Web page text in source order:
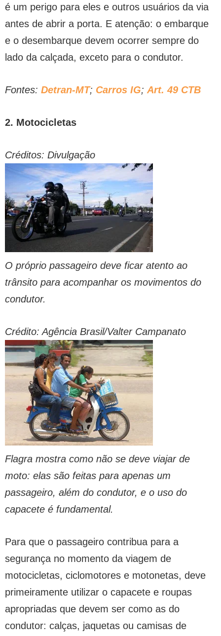
é um perigo para eles e outros usuários da via
antes de abrir a porta. E atenção: o embarque
e o desembarque devem ocorrer sempre do
lado da calçada, exceto para o condutor.
Fontes: Detran-MT; Carros IG; Art. 49 CTB
2. Motocicletas
Créditos: Divulgação
O próprio passageiro deve ficar atento ao
trânsito para acompanhar os movimentos do
condutor.
Crédito: Agência Brasil/Valter Campanato
Flagra mostra como não se deve viajar de
moto: elas são feitas para apenas um
passageiro, além do condutor, e o uso do
capacete é fundamental.
Para que o passageiro contribua para a
segurança no momento da viagem de
motocicletas, ciclomotores e motonetas, deve
primeiramente utilizar o capacete e roupas
apropriadas que devem ser como as do
condutor: calças, jaquetas ou camisas de